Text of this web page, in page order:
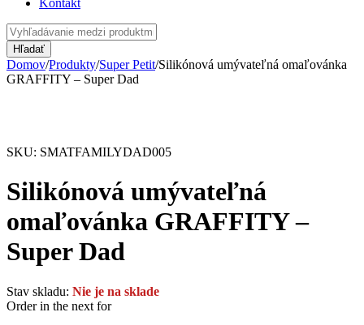
Kontakt
Domov/Produkty/Super Petit/Silikónová umývateľná omaľovánka
GRAFFITY – Super Dad
SKU: SMATFAMILYDAD005
Silikónová umývateľná
omaľovánka GRAFFITY –
Super Dad
Stav skladu: Nie je na sklade
Order in the next for